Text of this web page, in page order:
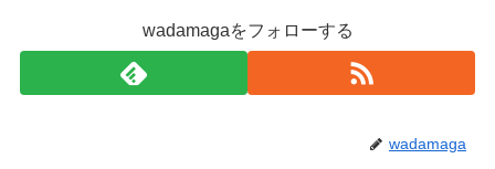
wadamagaをフォローする
wadamaga